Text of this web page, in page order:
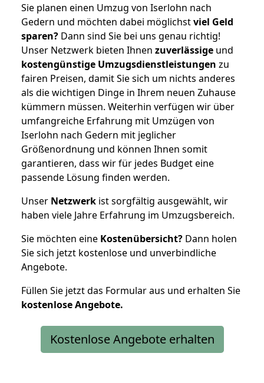
Sie planen einen Umzug von Iserlohn nach
Gedern und möchten dabei möglichstviel Geld
sparen? Dann sind Sie bei uns genau richtig!
Unser Netzwerk bieten Ihnen zuverlässige und
kostengünstige Umzugsdienstleistungen zu
fairen Preisen, damit Sie sich um nichts anderes
als die wichtigen Dinge in Ihrem neuen Zuhause
kümmern müssen. Weiterhin verfügen wir über
umfangreiche Erfahrung mit Umzügen von
Iserlohn nach Gedern mit jeglicher
Größenordnung und können Ihnen somit
garantieren, dass wir für jedes Budget eine
passende Lösung finden werden.
Unser Netzwerk ist sorgfältig ausgewählt, wir
haben viele Jahre Erfahrung im Umzugsbereich.
Sie möchten eine Kostenübersicht? Dann holen
Sie sich jetzt kostenlose und unverbindliche
Angebote.
Füllen Sie jetzt das Formular aus und erhalten Sie
kostenloseAngebote.
Kostenlose Angebote erhalten